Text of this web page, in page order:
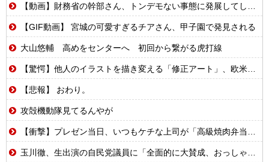
【動画】財務省の幹部さん、トンデモない事態に発展してしまう…
【GIF動画】 宮城の可愛すぎるチアさん、甲子園で発見される
大山悠輔 高めをセンターへ 初回から繋がる虎打線
【驚愕】他人のイラストを描き変える「修正アート」、欧米で大炎上する理由…
【悲報】 おわり。
攻殻機動隊見てるんやが
【衝撃】プレゼン当日、いつもケチな上司が「高級焼肉弁当奢ってやる」→怪しいので上司と俺の弁当を入れ替えた結果
玉川徹、生出演の自民党議員に「全面的に大賛成、おっしゃる通り」 消費減税への主張めぐり